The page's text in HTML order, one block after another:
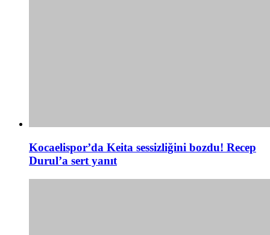
Kocaelispor’da Keita sessizliğini bozdu! Recep
Durul’a sert yanıt